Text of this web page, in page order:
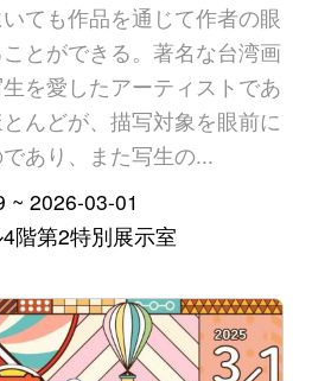
ても作品を通じて作者の眼
とができる。著名な台湾画
を愛したアーティストであ
んどが、描写対象を眼前に
あり、また写生の...
~ 2026-03-01
階第2特別展示室